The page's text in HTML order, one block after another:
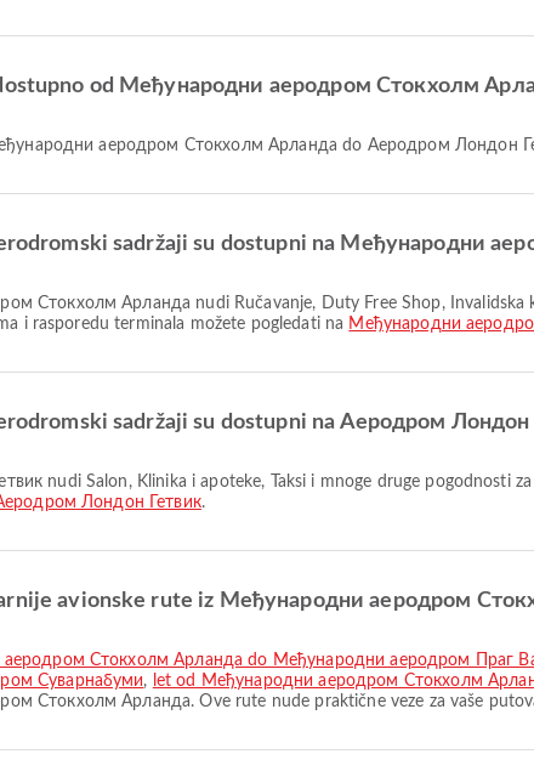
od Међународни аеродром Стокхолм
аеродром Стокхолм Арланда do Аеродром Лондон
sadržaji su dostupni na Међународни
i rasporedu terminala možete pogledati na Међународни
sadržaji su dostupni na Аеродром Лондон
Лондон Гетвик.
avionske rute iz Међународни аеродром
Стокхолм Арланда do Међународни аеродром Праг
Суварнабуми, let od Међународни аеродром Стокхолм
Стокхолм Арланда. Ove rute nude praktične veze za vaše